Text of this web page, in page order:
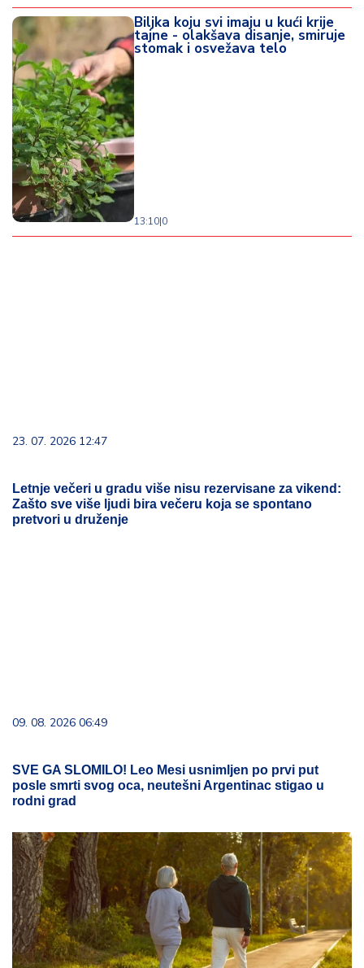
Biljka koju svi imaju u kući krije
tajne - olakšava disanje, smiruje
stomak i osvežava telo
13:10|0
23. 07. 2026 12:47
Letnje večeri u gradu više nisu rezervisane za vikend:
Zašto sve više ljudi bira večeru koja se spontano
pretvori u druženje
09. 08. 2026 06:49
SVE GA SLOMILO! Leo Mesi usnimljen po prvi put
posle smrti svog oca, neutešni Argentinac stigao u
rodni grad